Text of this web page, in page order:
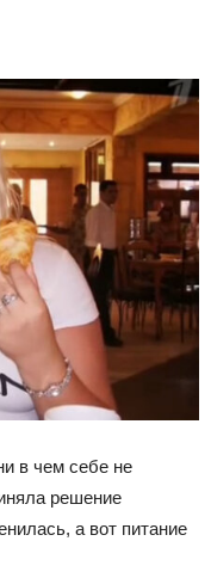
в чем себе не
решение
а вот питание